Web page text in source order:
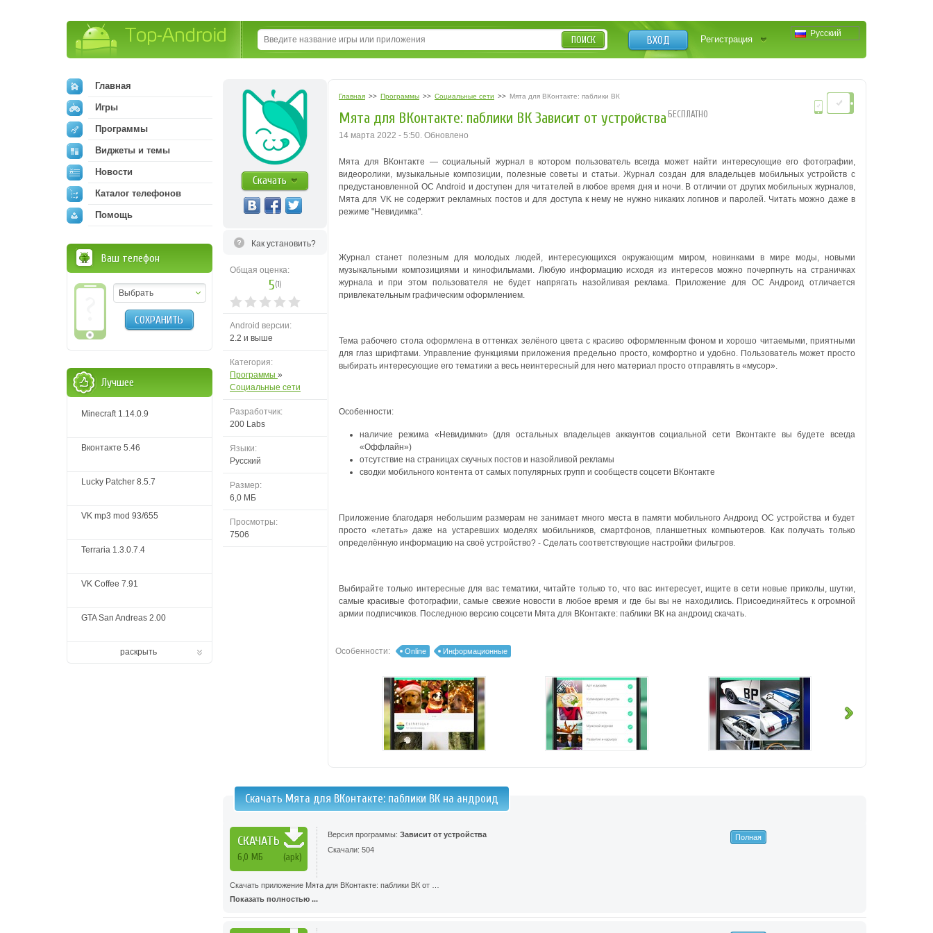
Русский
ВХОД Регистрация
ПОИСК
Скачать
Как установить?
Общая оценка:
5(1)
Android версии:
2.2 и выше
Категория:
Программы »
Социальные сети
Разработчик:
200 Labs
Языки:
Русский
Размер:
6,0 МБ
Просмотры:
7506
Главная >> Программы >> Социальные сети >> Мята для ВКонтакте: паблики ВК
Мята для ВКонтакте: паблики ВК Зависит от устройства БЕСПЛАТНО
14 марта 2022 - 5:50. Обновлено
Мята для ВКонтакте — социальный журнал в котором пользователь всегда может найти интересующие его фотографии,
видеоролики, музыкальные композиции, полезные советы и статьи. Журнал создан для владельцев мобильных устройств с
предустановленной ОС Android и доступен для читателей в любое время дня и ночи. В отличии от других мобильных журналов,
Мята для VK не содержит рекламных постов и для доступа к нему не нужно никаких логинов и паролей. Читать можно даже в
режиме "Невидимка".
Журнал станет полезным для молодых людей, интересующихся окружающим миром, новинками в мире моды, новыми
музыкальными композициями и кинофильмами. Любую информацию исходя из интересов можно почерпнуть на страничках
журнала и при этом пользователя не будет напрягать назойливая реклама. Приложение для ОС Андроид отличается
привлекательным графическим оформлением.
Тема рабочего стола оформлена в оттенках зелёного цвета с красиво оформленным фоном и хорошо читаемыми, приятными
для глаз шрифтами. Управление функциями приложения предельно просто, комфортно и удобно. Пользователь может просто
выбирать интересующие его тематики а весь неинтересный для него материал просто отправлять в «мусор».
Особенности:
наличие режима «Невидимки» (для остальных владельцев аккаунтов социальной сети Вконтакте вы будете всегда
«Оффлайн»)
отсутствие на страницах скучных постов и назойливой рекламы
сводки мобильного контента от самых популярных групп и сообществ соцсети ВКонтакте
Приложение благодаря небольшим размерам не занимает много места в памяти мобильного Андроид ОС устройства и будет
просто «летать» даже на устаревших моделях мобильников, смартфонов, планшетных компьютеров. Как получать только
определённую информацию на своё устройство? - Сделать соответствующие настройки фильтров.
Выбирайте только интересные для вас тематики, читайте только то, что вас интересует, ищите в сети новые приколы, шутки,
самые красивые фотографии, самые свежие новости в любое время и где бы вы не находились. Присоединяйтесь к огромной
армии подписчиков. Последнюю версию соцсети Мята для ВКонтакте: паблики ВК на андроид скачать.
Особенности: Online Информационные
Скачать Мята для ВКонтакте: паблики ВК на андроид
СКАЧАТЬ
6,0 МБ (apk)
Версия программы: Зависит от устройства
Скачали: 504
Полная
Скачать приложение Мята для ВКонтакте: паблики ВК от …
Показать полностью ...
Главная
Игры
Программы
Виджеты и темы
Новости
Каталог телефонов
Помощь
Ваш телефон
Выбрать
СОХРАНИТЬ
Лучшее
Minecraft 1.14.0.9
Вконтакте 5.46
Lucky Patcher 8.5.7
VK mp3 mod 93/655
Terraria 1.3.0.7.4
VK Coffee 7.91
GTA San Andreas 2.00
раскрыть